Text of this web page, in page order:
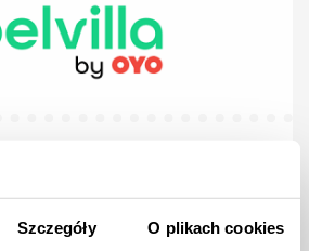
Szczegóły O plikach cookies
całym świecie w Belvilla!
tysiące dostępnych noclegów w
Belvilla. Nie zwlekaj!